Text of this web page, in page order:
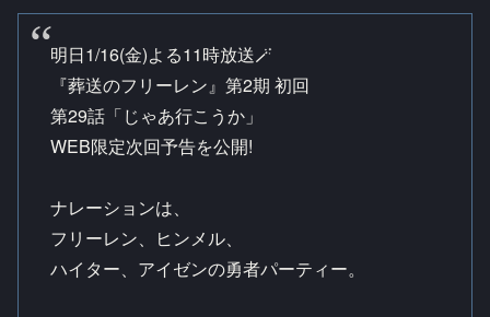
明日1/16(金)よる11時放送🪄
『葬送のフリーレン』第2期 初回
第29話「じゃあ行こうか」
WEB限定次回予告を公開!
ナレーションは、
フリーレン、ヒンメル、
ハイター、アイゼンの勇者パーティー。